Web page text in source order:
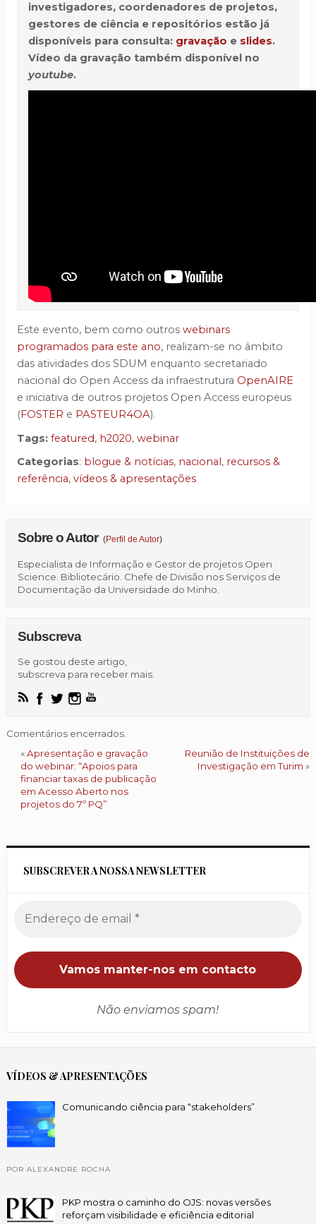
investigadores, coordenadores de projetos,
gestores de ciência e repositórios estão já
disponíveis para consulta: gravação e slides.
Vídeo da gravação também disponível no
youtube.
Este evento, bem como outros webinars
programados para este ano, realizam-se no âmbito
das atividades dos SDUM enquanto secretariado
nacional do Open Access da infraestrutura OpenAIRE
e iniciativa de outros projetos Open Access europeus
(FOSTER e PASTEUR4OA).
Tags: featured, h2020, webinar
Categorias: blogue & notícias, nacional, recursos &
referência, vídeos & apresentações
Sobre o Autor (Perfil de Autor)
Especialista de Informação e Gestor de projetos Open
Science. Bibliotecário. Chefe de Divisão nos Serviços de
Documentação da Universidade do Minho.
Subscreva
Se gostou deste artigo,
subscreva para receber mais.
Comentários encerrados.
«Apresentação e gravação
do webinar: “Apoios para
financiar taxas de publicação
em Acesso Aberto nos
projetos do 7º PQ”
Reunião de Instituições de
Investigação em Turim »
SUBSCREVER A NOSSA NEWSLETTER
Não enviamos spam!
VÍDEOS & APRESENTAÇÕES
Comunicando ciência para “stakeholders”
POR ALEXANDRE ROCHA
PKP mostra o caminho do OJS: novas versões
reforçam visibilidade e eficiência editorial